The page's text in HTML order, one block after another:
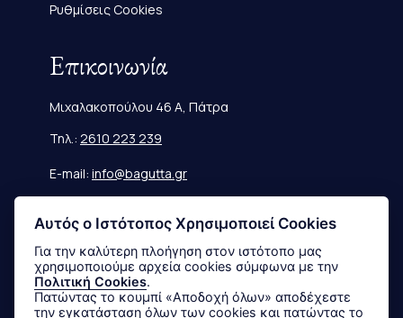
Ρυθμίσεις Cookies
Επικοινωνία
Μιχαλακοπούλου 46 Α, Πάτρα
Τηλ.: 2610 223 239
E-mail: info@bagutta.gr
Πληροφορίες
Μεγεθολόγιο
Αποστολές & Επιστροφές
Αυτός ο Ιστότοπος Χρησιμοποιεί Cookies
Για την καλύτερη πλοήγηση στον ιστότοπο μας
χρησιμοποιούμε αρχεία cookies σύμφωνα με την
Πολιτική Cookies.
Πατώντας το κουμπί «Αποδοχή όλων» αποδέχεστε
την εγκατάσταση όλων των cookies και πατώντας το